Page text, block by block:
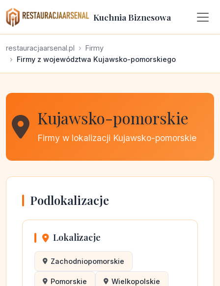
Kuchnia Biznesowa
restauracjaarsenal.pl
Firmy
Firmy z województwa Kujawsko-pomorskiego
Kujawsko-pomorskie
Firmy w lokalizacji Kujawsko-pomorskie
Podlokalizacje
Lokalizacje
Zachodniopomorskie
Pomorskie Wielkopolskie